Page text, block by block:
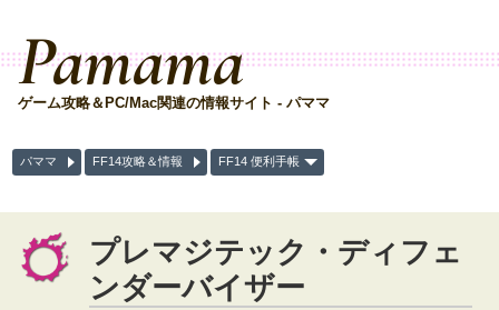
Pamama
ゲーム攻略＆PC/Mac関連の情報サイト - パママ
パママ FF14攻略＆情報 FF14 便利手帳
プレマジテック・ディフェ
ンダーバイザー